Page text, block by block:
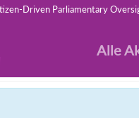
Driven Parliamentary
Alle